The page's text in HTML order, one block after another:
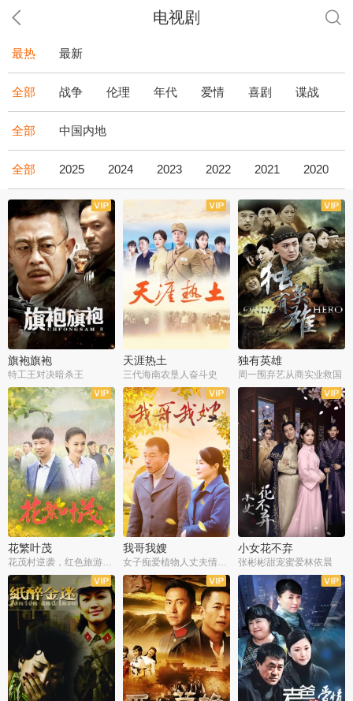
电视剧
最热 最新
全部 战争 伦理 年代 爱情 喜剧 谍战
全部 中国内地
全部 2025 2024 2023 2022 2021 2020
全43集
旗袍旗袍
特工王对决暗杀王
全36集
天涯热土
三代海南农垦人奋斗史
全34集
独有英雄
周一围弃艺从商实业救国
全34集
花繁叶茂
花茂村逆袭，红色旅游出圈
全50集
我哥我嫂
女子痴爱植物人丈夫情定一生
全51集
小女花不弃
张彬彬甜宠蜜爱林依晨
全42集
全35集 全32集